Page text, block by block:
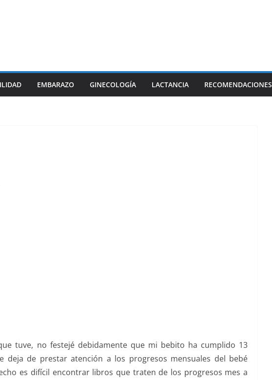
EMBARAZO GINECOLOGÍA LACTANCIA RECOMENDACIONES
tuve, no festejé debidamente que mi bebito ha cumplido 13
deja de prestar atención a los progresos mensuales del bebé
es difícil encontrar libros que traten de los progresos mes a